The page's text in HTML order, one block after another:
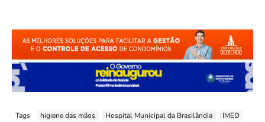
Tags higiene das mãos Hospital Municipal da Brasilândia
IMED